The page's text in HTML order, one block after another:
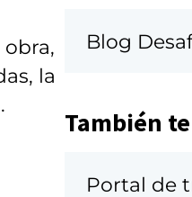
la
Blog
También
Portal de